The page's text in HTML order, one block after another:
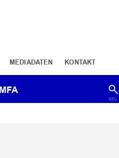
MEDIADATEN KONTAKT
MFA